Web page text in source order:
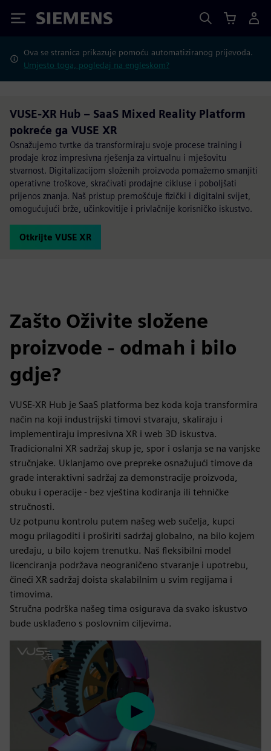
Siemens
Ova se stranica prikazuje pomoću automatiziranog prijevoda.
Umjesto toga, pogledaj na engleskom?
VUSE-XR Hub – SaaS Mixed Reality Platform
pokreće ga VUSE XR
Osnažujemo tvrtke da transformiraju svoje procese training i
prodaje kroz impresivna rješenja za virtualnu i mješovitu
stvarnost. Digitalizacijom složenih proizvoda pomažemo smanjiti
operativne troškove, skraćivati prodajne cikluse i poboljšati
prijenos znanja. Naš pristup premošćuje fizički i digitalni svijet,
omogućujući brže, učinkovitije i privlačnije korisničko iskustvo.
Otkrijte VUSE XR
Zašto Oživite složene
proizvode - odmah i bilo
gdje?
VUSE-XR Hub je SaaS platforma bez koda koja transformira
način na koji industrijski timovi stvaraju, skaliraju i
implementiraju impresivna XR i web 3D iskustva.
Tradicionalni XR sadržaj skup je, spor i oslanja se na vanjske
stručnjake. Uklanjamo ove prepreke osnažujući timove da
grade interaktivni sadržaj za demonstracije proizvoda,
obuku i operacije - bez vještina kodiranja ili tehničke
stručnosti.
Uz potpunu kontrolu putem našeg web sučelja, kupci
mogu prilagoditi i proširiti sadržaj globalno, na bilo kojem
uređaju, u bilo kojem trenutku. Naš fleksibilni model
licenciranja podržava neograničeno stvaranje i upotrebu,
čineći XR sadržaj doista skalabilnim u svim regijama i
timovima.
Stručna podrška našeg tima osigurava da svako iskustvo
bude usklađeno s poslovnim ciljevima.
Play